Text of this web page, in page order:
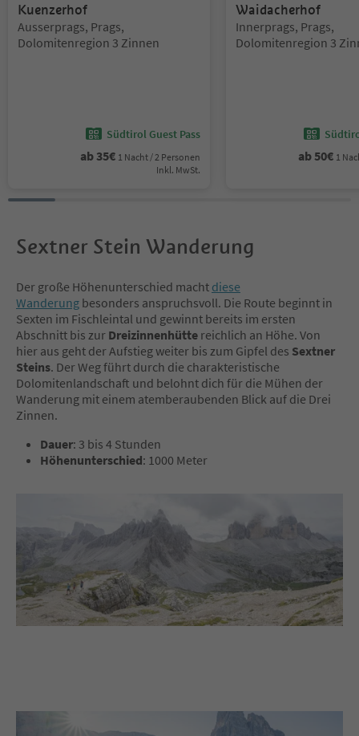
Kuenzerhof
Standort:
Ausserprags, Prags,
Dolomitenregion 3 Zinnen
Südtirol Guest Pass
ab35€ 1 Nacht / 2 Personen
Inkl. MwSt.
Waidacherhof
Standort:
Innerprags, Prags,
Dolomitenregion 3
ab50€ 1
Sextner Stein Wanderung
Der große Höhenunterschied macht diese
Wanderung besonders anspruchsvoll. Die Route beginnt in
Sexten im Fischleintal und gewinnt bereits im ersten
Abschnitt bis zur Dreizinnenhütte reichlich an Höhe. Von
hier aus geht der Aufstieg weiter bis zum Gipfel des Sextner
Steins. Der Weg führt durch die charakteristische
Dolomitenlandschaft und belohnt dich für die Mühen der
Wanderung mit einem atemberaubenden Blick auf die Drei
Zinnen.
Dauer: 3 bis 4 Stunden
Höhenunterschied: 1000 Meter